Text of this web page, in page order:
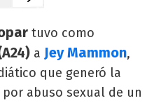
tuvo como
a Jey Mammon,
que generó la
abuso sexual de un